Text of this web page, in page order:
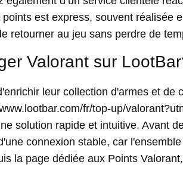
est express, souvent réalisée
retourner au jeu sans perdre de
Valorant sur
leur collection d'armes et de
fr/top-up/
solution rapide et intuitive. Avant
connexion stable, car
la page dédiée aux Points